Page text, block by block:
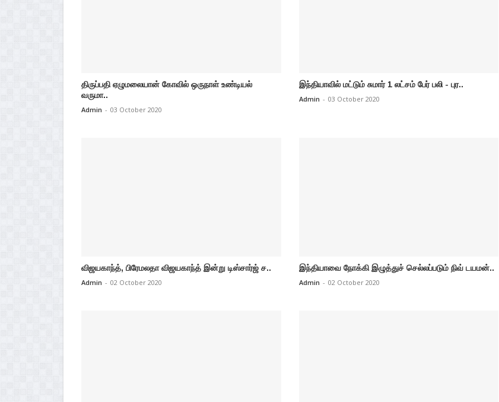
திருப்பதி ஏழுமலையான் கோவில் ஒருநாள் உண்டியல்
வருமா..
Admin - 03 October 2020
இந்தியாவில் மட்டும் சுமார் 1 லட்சம் பேர் பலி - புர..
Admin - 03 October 2020
விஜயகாந்த், பிரேமலதா விஜயகாந்த் இன்று டிஸ்சார்ஜ் ச..
Admin - 02 October 2020
இந்தியாவை நோக்கி இழுத்துச் செல்லப்படும் நிவ் டயமன்..
Admin - 02 October 2020